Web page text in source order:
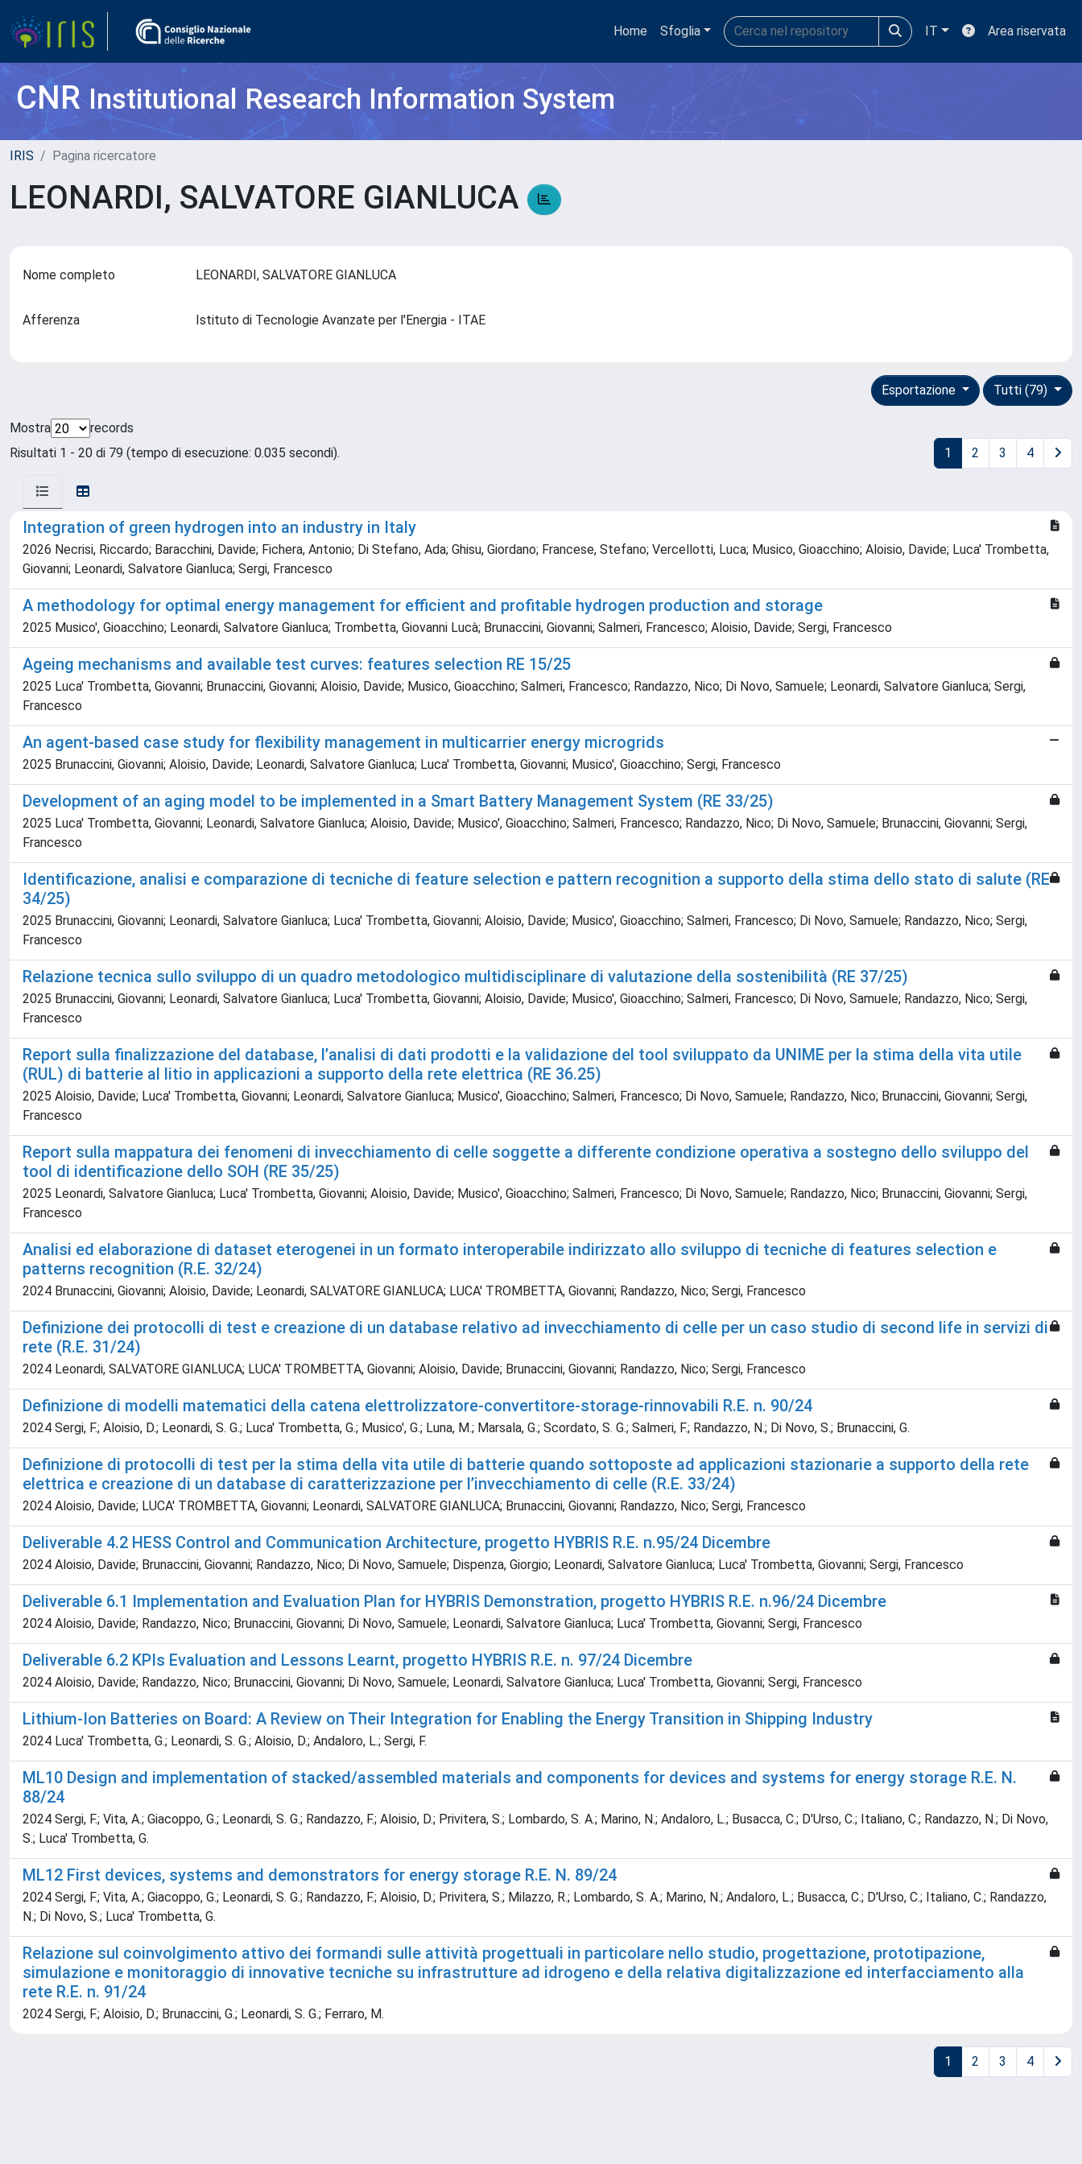
Home Sfoglia IT Area riservata
CNRInstitutional Research Information System
IRIS Pagina ricercatore
LEONARDI, SALVATORE GIANLUCA
Nome completo LEONARDI, SALVATORE GIANLUCA
Afferenza Istituto di Tecnologie Avanzate per l'Energia - ITAE
Tutti (79)
Esportazione
Mostra
records
Risultati 1 - 20 di 79 (tempo di esecuzione: 0.035 secondi).
1 2 3 4
Integration of green hydrogen into an industry in Italy
2026 Necrisi, Riccardo; Baracchini, Davide; Fichera, Antonio; Di Stefano, Ada; Ghisu, Giordano; Francese, Stefano; Vercellotti, Luca; Musico, Gioacchino; Aloisio, Davide; Luca' Trombetta,
Giovanni; Leonardi, Salvatore Gianluca; Sergi, Francesco
A methodology for optimal energy management for efficient and profitable hydrogen production and storage
2025 Musico', Gioacchino; Leonardi, Salvatore Gianluca; Trombetta, Giovanni Lucà; Brunaccini, Giovanni; Salmeri, Francesco; Aloisio, Davide; Sergi, Francesco
Ageing mechanisms and available test curves: features selection RE 15/25
2025 Luca' Trombetta, Giovanni; Brunaccini, Giovanni; Aloisio, Davide; Musico, Gioacchino; Salmeri, Francesco; Randazzo, Nico; Di Novo, Samuele; Leonardi, Salvatore Gianluca; Sergi,
Francesco
An agent-based case study for flexibility management in multicarrier energy microgrids
2025 Brunaccini, Giovanni; Aloisio, Davide; Leonardi, Salvatore Gianluca; Luca' Trombetta, Giovanni; Musico', Gioacchino; Sergi, Francesco
Development of an aging model to be implemented in a Smart Battery Management System (RE 33/25)
2025 Luca' Trombetta, Giovanni; Leonardi, Salvatore Gianluca; Aloisio, Davide; Musico', Gioacchino; Salmeri, Francesco; Randazzo, Nico; Di Novo, Samuele; Brunaccini, Giovanni; Sergi,
Francesco
Identiﬁcazione, analisi e comparazione di tecniche di feature selection e pattern recognition a supporto della stima dello stato di salute (RE
34/25)
2025 Brunaccini, Giovanni; Leonardi, Salvatore Gianluca; Luca' Trombetta, Giovanni; Aloisio, Davide; Musico', Gioacchino; Salmeri, Francesco; Di Novo, Samuele; Randazzo, Nico; Sergi,
Francesco
Relazione tecnica sullo sviluppo di un quadro metodologico multidisciplinare di valutazione della sostenibilità (RE 37/25)
2025 Brunaccini, Giovanni; Leonardi, Salvatore Gianluca; Luca' Trombetta, Giovanni; Aloisio, Davide; Musico', Gioacchino; Salmeri, Francesco; Di Novo, Samuele; Randazzo, Nico; Sergi,
Francesco
Report sulla finalizzazione del database, l’analisi di dati prodotti e la validazione del tool sviluppato da UNIME per la stima della vita utile
(RUL) di batterie al litio in applicazioni a supporto della rete elettrica (RE 36.25)
2025 Aloisio, Davide; Luca' Trombetta, Giovanni; Leonardi, Salvatore Gianluca; Musico', Gioacchino; Salmeri, Francesco; Di Novo, Samuele; Randazzo, Nico; Brunaccini, Giovanni; Sergi,
Francesco
Report sulla mappatura dei fenomeni di invecchiamento di celle soggette a differente condizione operativa a sostegno dello sviluppo del
tool di identificazione dello SOH (RE 35/25)
2025 Leonardi, Salvatore Gianluca; Luca' Trombetta, Giovanni; Aloisio, Davide; Musico', Gioacchino; Salmeri, Francesco; Di Novo, Samuele; Randazzo, Nico; Brunaccini, Giovanni; Sergi,
Francesco
Analisi ed elaborazione di dataset eterogenei in un formato interoperabile indirizzato allo sviluppo di tecniche di features selection e
patterns recognition (R.E. 32/24)
2024 Brunaccini, Giovanni; Aloisio, Davide; Leonardi, SALVATORE GIANLUCA; LUCA' TROMBETTA, Giovanni; Randazzo, Nico; Sergi, Francesco
Definizione dei protocolli di test e creazione di un database relativo ad invecchiamento di celle per un caso studio di second life in servizi di
rete (R.E. 31/24)
2024 Leonardi, SALVATORE GIANLUCA; LUCA' TROMBETTA, Giovanni; Aloisio, Davide; Brunaccini, Giovanni; Randazzo, Nico; Sergi, Francesco
Definizione di modelli matematici della catena elettrolizzatore-convertitore-storage-rinnovabili R.E. n. 90/24
2024 Sergi, F.; Aloisio, D.; Leonardi, S. G.; Luca' Trombetta, G.; Musico', G.; Luna, M.; Marsala, G.; Scordato, S. G.; Salmeri, F.; Randazzo, N.; Di Novo, S.; Brunaccini, G.
Definizione di protocolli di test per la stima della vita utile di batterie quando sottoposte ad applicazioni stazionarie a supporto della rete
elettrica e creazione di un database di caratterizzazione per l’invecchiamento di celle (R.E. 33/24)
2024 Aloisio, Davide; LUCA' TROMBETTA, Giovanni; Leonardi, SALVATORE GIANLUCA; Brunaccini, Giovanni; Randazzo, Nico; Sergi, Francesco
Deliverable 4.2 HESS Control and Communication Architecture, progetto HYBRIS R.E. n.95/24 Dicembre
2024 Aloisio, Davide; Brunaccini, Giovanni; Randazzo, Nico; Di Novo, Samuele; Dispenza, Giorgio; Leonardi, Salvatore Gianluca; Luca' Trombetta, Giovanni; Sergi, Francesco
Deliverable 6.1 Implementation and Evaluation Plan for HYBRIS Demonstration, progetto HYBRIS R.E. n.96/24 Dicembre
2024 Aloisio, Davide; Randazzo, Nico; Brunaccini, Giovanni; Di Novo, Samuele; Leonardi, Salvatore Gianluca; Luca' Trombetta, Giovanni; Sergi, Francesco
Deliverable 6.2 KPIs Evaluation and Lessons Learnt, progetto HYBRIS R.E. n. 97/24 Dicembre
2024 Aloisio, Davide; Randazzo, Nico; Brunaccini, Giovanni; Di Novo, Samuele; Leonardi, Salvatore Gianluca; Luca' Trombetta, Giovanni; Sergi, Francesco
Lithium-Ion Batteries on Board: A Review on Their Integration for Enabling the Energy Transition in Shipping Industry
2024 Luca' Trombetta, G.; Leonardi, S. G.; Aloisio, D.; Andaloro, L.; Sergi, F.
ML10 Design and implementation of stacked/assembled materials and components for devices and systems for energy storage R.E. N.
88/24
2024 Sergi, F.; Vita, A.; Giacoppo, G.; Leonardi, S. G.; Randazzo, F.; Aloisio, D.; Privitera, S.; Lombardo, S. A.; Marino, N.; Andaloro, L.; Busacca, C.; D'Urso, C.; Italiano, C.; Randazzo, N.; Di Novo,
S.; Luca' Trombetta, G.
ML12 First devices, systems and demonstrators for energy storage R.E. N. 89/24
2024 Sergi, F.; Vita, A.; Giacoppo, G.; Leonardi, S. G.; Randazzo, F.; Aloisio, D.; Privitera, S.; Milazzo, R.; Lombardo, S. A.; Marino, N.; Andaloro, L.; Busacca, C.; D'Urso, C.; Italiano, C.; Randazzo,
N.; Di Novo, S.; Luca' Trombetta, G.
Relazione sul coinvolgimento attivo dei formandi sulle attività progettuali in particolare nello studio, progettazione, prototipazione,
simulazione e monitoraggio di innovative tecniche su infrastrutture ad idrogeno e della relativa digitalizzazione ed interfacciamento alla
rete R.E. n. 91/24
2024 Sergi, F.; Aloisio, D.; Brunaccini, G.; Leonardi, S. G.; Ferraro, M.
1 2 3 4